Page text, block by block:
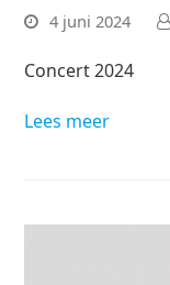
4 juni 2024
Concert 2024
Lees meer